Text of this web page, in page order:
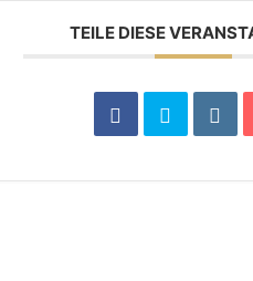
TEILE DIESE